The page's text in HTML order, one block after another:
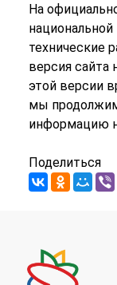
На
технические
версия сайта
этой версии
мы
информацию
Поделиться